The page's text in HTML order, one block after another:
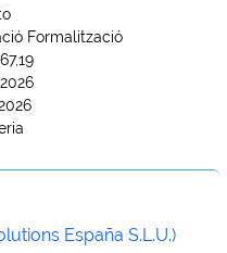
Formalització
España S.L.U.)